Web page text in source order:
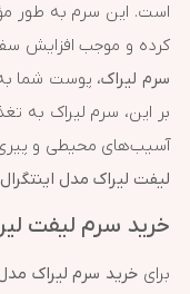
است. این سرم به طور
کرده و موجب افزایش
سرم لیراک، پوست شما
بر این، سرم لیراک به
آسیب‌های محیطی و پیری
لیفت لیراک مدل اینتگرال
خرید سرم لیفت
برای خرید سرم لیراک